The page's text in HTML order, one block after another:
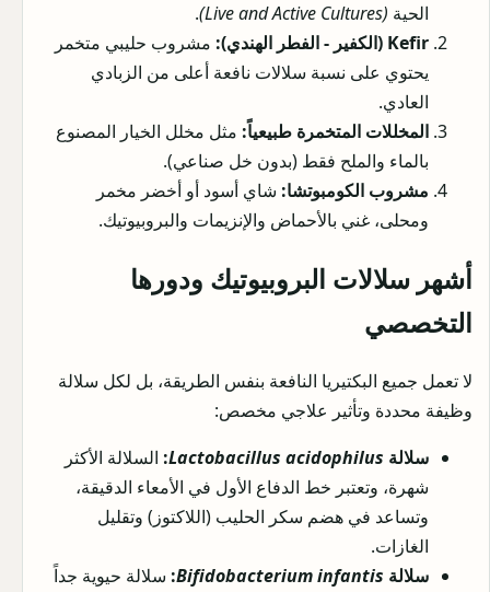
الحية(Live and Active Cultures)
.
Kefir (الكفير - الفطر الهندي):
مشروب حليبي متخمر
يحتوي على نسبة سلالات نافعة أعلى من الزبادي
العادي.
المخللات المتخمرة طبيعياً:مثل مخلل الخيار المصنوع
بالماء والملح فقط (بدون خل صناعي).
مشروب الكومبوتشا:شاي أسود أو أخضر مخمر
ومحلى، غني بالأحماض والإنزيمات والبروبيوتيك.
أشهر سلالات البروبيوتيك ودورها
التخصصي
لا تعمل جميع البكتيريا النافعة بنفس الطريقة، بل لكل سلالة
وظيفة محددة وتأثير علاجي مخصص:
سلالةLactobacillus acidophilus
:السلالة الأكثر
شهرة، وتعتبر خط الدفاع الأول في الأمعاء الدقيقة،
وتساعد في هضم سكر الحليب (اللاكتوز) وتقليل
الغازات.
سلالةBifidobacterium infantis
:سلالة حيوية جداً